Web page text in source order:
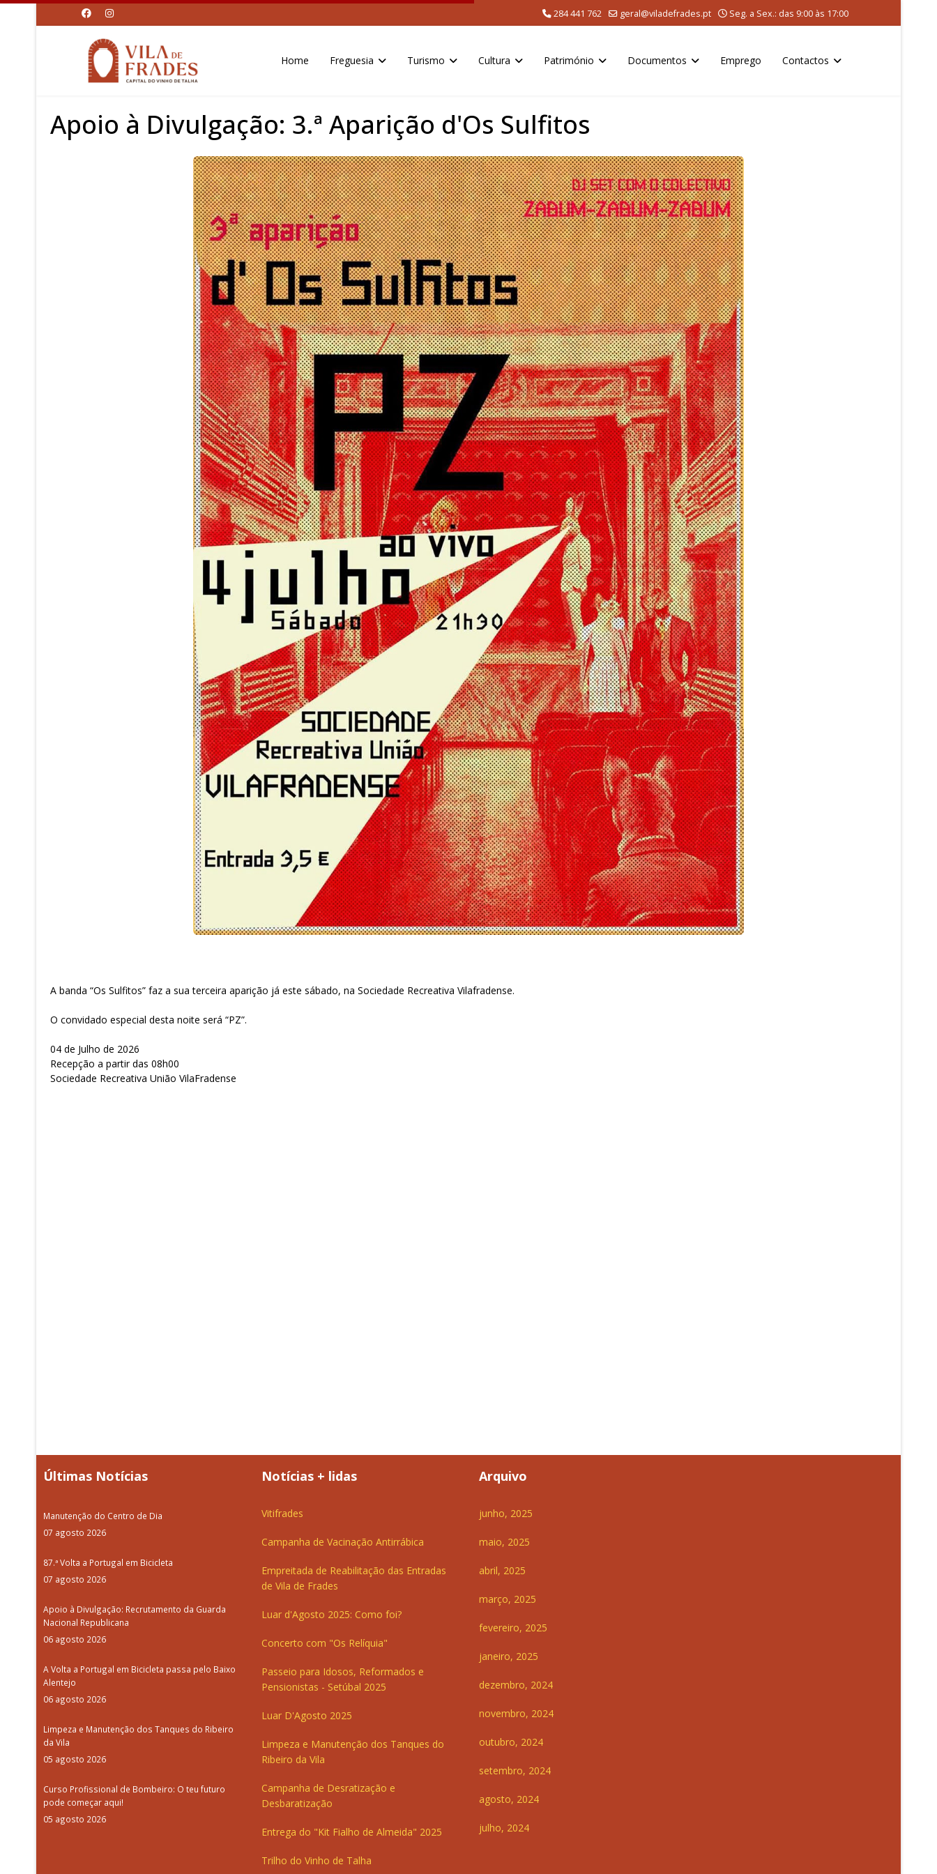
284 441 762 geral@viladefrades.pt Seg. a Sex.: das 9:00 às 17:00
Home Freguesia Turismo Cultura Património Documentos Emprego Contactos
Apoio à Divulgação: 3.ª Aparição d'Os Sulfitos
A banda “Os Sulfitos” faz a sua terceira aparição já este sábado, na Sociedade Recreativa Vilafradense.
O convidado especial desta noite será “PZ”.
04 de Julho de 2026
Recepção a partir das 08h00
Sociedade Recreativa União VilaFradense
Últimas Notícias
Manutenção do Centro de Dia
07 agosto 2026
87.ª Volta a Portugal em Bicicleta
07 agosto 2026
Apoio à Divulgação: Recrutamento da Guarda
Nacional Republicana
06 agosto 2026
A Volta a Portugal em Bicicleta passa pelo Baixo
Alentejo
06 agosto 2026
Limpeza e Manutenção dos Tanques do Ribeiro
da Vila
05 agosto 2026
Curso Profissional de Bombeiro: O teu futuro
pode começar aqui!
05 agosto 2026
Notícias + lidas
Vitifrades
Campanha de Vacinação Antirrábica
Empreitada de Reabilitação das Entradas
de Vila de Frades
Luar d'Agosto 2025: Como foi?
Concerto com "Os Relíquia"
Passeio para Idosos, Reformados e
Pensionistas - Setúbal 2025
Luar D'Agosto 2025
Limpeza e Manutenção dos Tanques do
Ribeiro da Vila
Campanha de Desratização e
Desbaratização
Entrega do "Kit Fialho de Almeida" 2025
Trilho do Vinho de Talha
Arquivo
junho, 2025
maio, 2025
abril, 2025
março, 2025
fevereiro, 2025
janeiro, 2025
dezembro, 2024
novembro, 2024
outubro, 2024
setembro, 2024
agosto, 2024
julho, 2024